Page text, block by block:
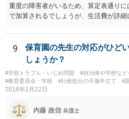
重度の障害者がいるため、算定表通り
で加算されるでしょうが、生活費が詳
が分与額になるでしょう。 一度家裁に
いつまで立っても、 目処がつかないか
9
保育園の先生の対応がひど
しょうか？
#学校トラブル・いじめ問題
#自治体や学校な
#教育委員会・学校
#行政処分の不服申立て #
2018年2月22日
内藤 政信 弁護士